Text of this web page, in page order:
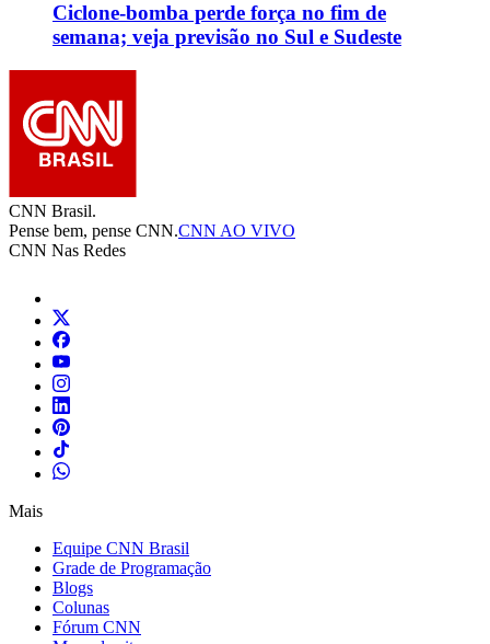
Ciclone-bomba perde força no fim de
semana; veja previsão no Sul e Sudeste
CNN Brasil.
Pense bem, pense CNN.CNN AO VIVO
CNN Nas Redes
Mais
Equipe CNN Brasil
Grade de Programação
Blogs
Colunas
Fórum CNN